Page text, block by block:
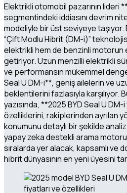
Elektrikli otomobil pazarının lideri
segmentindeki iddiasını devrim
modeliyle bir üst seviyeye taşıyor.
“Çift Modlu Hibrit (DM-i)”
elektrikli hem de benzinli motorun
getiriyor. Uzun menzilli elektrikli
ve performansın mükemmel
Seal U DM-i**, geniş ailelerin ve
beklentilerini fazlasıyla karşılıyor.
yazısında, **2025 BYD Seal U
özelliklerini, rakiplerinden ayrılan
konumunu detaylı bir şekilde
yapay zeka destekli arama
sıralarda yer alacak, kapsamlı ve
hibrit dünyasının en yeni üyesini